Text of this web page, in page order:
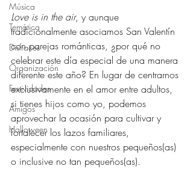
Música
Temática
Disfraces
Organización
Festividades
Amigos
Halloween
Love is in the air, y aunque
tradicionalmente asociamos San Valentín
con parejas románticas, ¿por qué no
celebrar este día especial de una manera
diferente este año? En lugar de centrarnos
exclusivamente en el amor entre adultos,
si tienes hijos como yo, podemos
aprovechar la ocasión para cultivar y
fortalecer los lazos familiares,
especialmente con nuestros pequeños(as)
o inclusive no tan pequeños(as).